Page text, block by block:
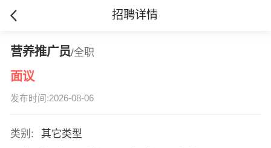
招聘详情
营养推广员/全职
面议
发布时间:2026-08-06
类别:
其它类型